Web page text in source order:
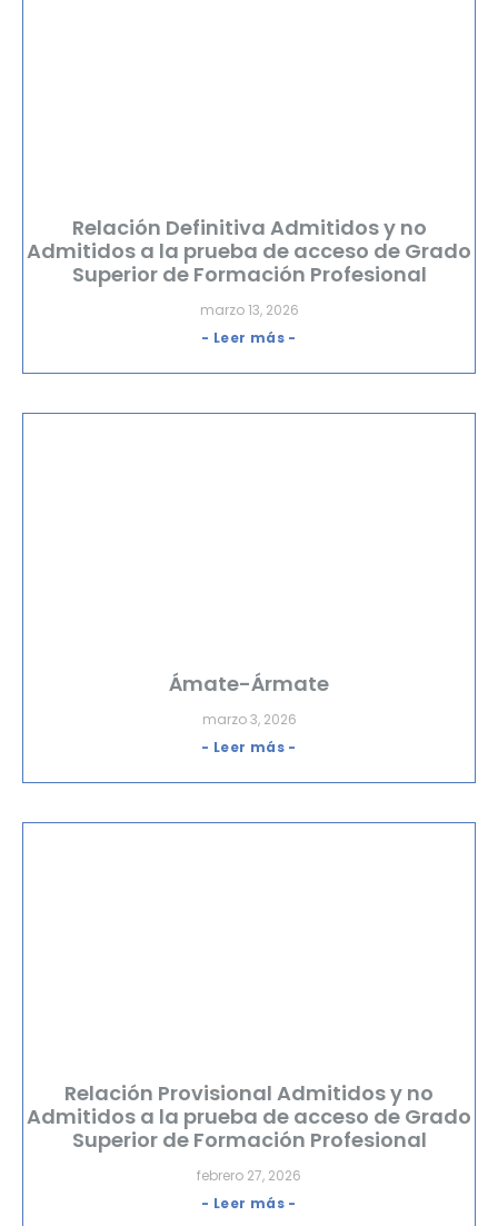
Relación Definitiva Admitidos y no
Admitidos a la prueba de acceso de Grado
Superior de Formación Profesional
marzo 13, 2026
- Leer más -
Ámate-Ármate
marzo 3, 2026
- Leer más -
Relación Provisional Admitidos y no
Admitidos a la prueba de acceso de Grado
Superior de Formación Profesional
febrero 27, 2026
- Leer más -